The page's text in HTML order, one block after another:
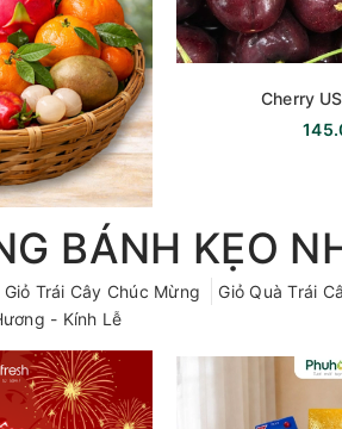
Cherry
BÁNH KẸO
Giỏ Trái Cây Chúc Mừng Giỏ Quà Trái
- Kính Lễ